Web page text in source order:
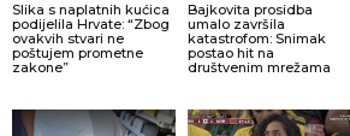
Slika s naplatnih kućica
podijelila Hrvate: “Zbog
ovakvih stvari ne
poštujem prometne
zakone”
Bajkovita prosidba
umalo završila
katastrofom: Snimak
postao hit na
društvenim mrežama